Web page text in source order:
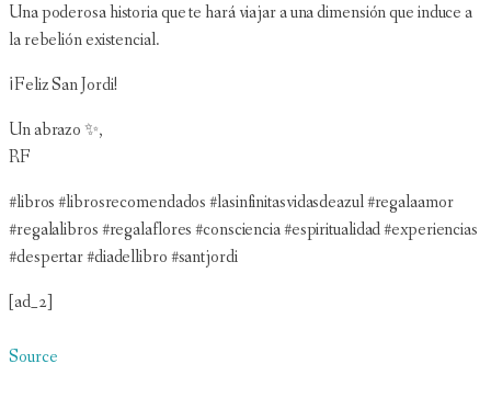
Una poderosa historia que te hará viajar a una dimensión que induce a
la rebelión existencial.
¡Feliz San Jordi!
Un abrazo ✨,
RF
#libros #librosrecomendados #lasinfinitasvidasdeazul #regalaamor
#regalalibros #regalaflores #consciencia #espiritualidad #experiencias
#despertar #diadellibro #santjordi
[ad_2]
Source